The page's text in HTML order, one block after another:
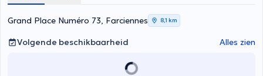
DRY NEEDLING
Grand Place Numéro 73, Farciennes 8,1 km
Volgende beschikbaarheid Alles zien